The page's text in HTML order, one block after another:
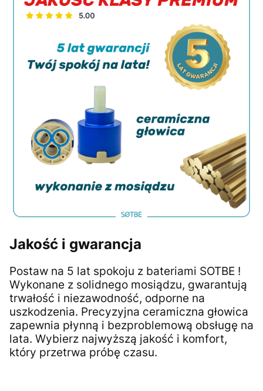
Jakość i gwarancja
Postaw na 5 lat spokoju z bateriami SOTBE !
Wykonane z solidnego mosiądzu, gwarantują
trwałość i niezawodność, odporne na
uszkodzenia. Precyzyjna ceramiczna głowica
zapewnia płynną i bezproblemową obsługę na
lata. Wybierz najwyższą jakość i komfort,
który przetrwa próbę czasu.